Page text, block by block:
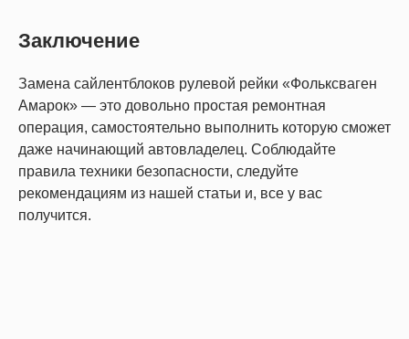
Заключение
Замена сайлентблоков рулевой рейки «Фольксваген
Амарок» — это довольно простая ремонтная
операция, самостоятельно выполнить которую сможет
даже начинающий автовладелец. Соблюдайте
правила техники безопасности, следуйте
рекомендациям из нашей статьи и, все у вас
получится.